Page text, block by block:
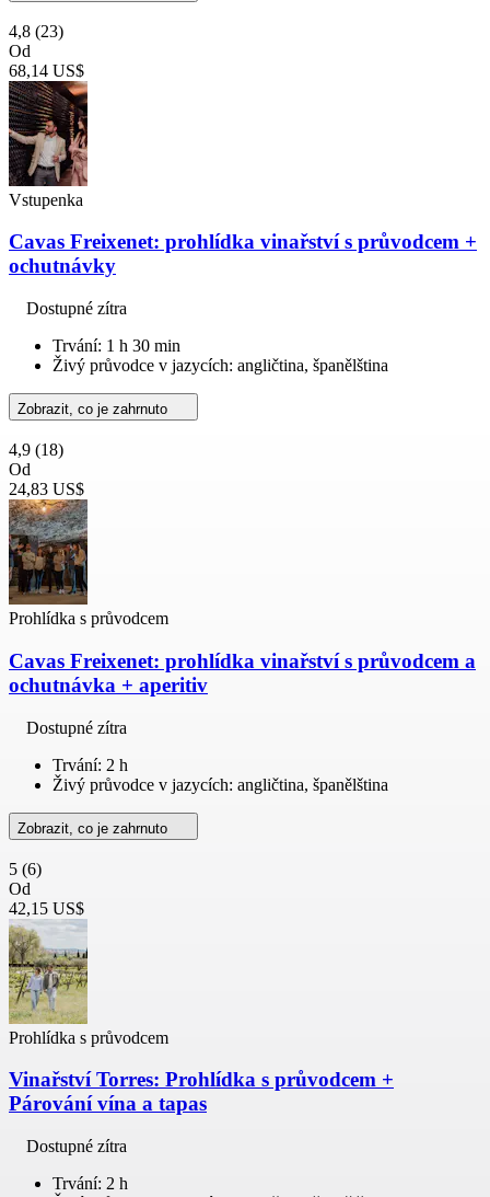
4,8 (23)
Od
68,14 US$
Vstupenka
Cavas Freixenet: prohlídka vinařství s průvodcem +
ochutnávky
Dostupné zítra
Trvání: 1 h 30 min
Živý průvodce v jazycích: angličtina, španělština
Zobrazit, co je zahrnuto
4,9 (18)
Od
24,83 US$
Prohlídka s průvodcem
Cavas Freixenet: prohlídka vinařství s průvodcem a
ochutnávka + aperitiv
Dostupné zítra
Trvání: 2 h
Živý průvodce v jazycích: angličtina, španělština
Zobrazit, co je zahrnuto
5 (6)
Od
42,15 US$
Prohlídka s průvodcem
Vinařství Torres: Prohlídka s průvodcem +
Párování vína a tapas
Dostupné zítra
Trvání: 2 h